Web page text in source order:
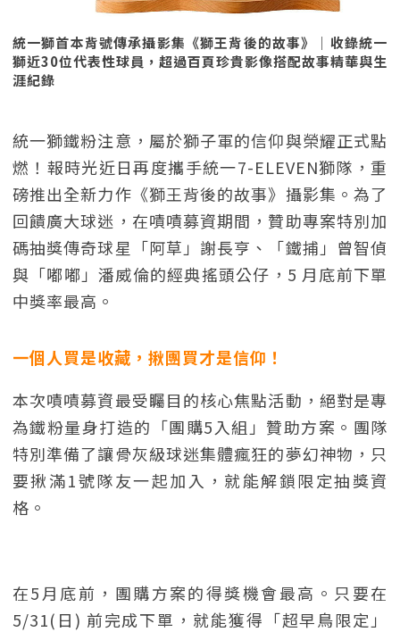
統一獅首本背號傳承攝影集《獅王背後的故事》｜收錄統一
獅近30位代表性球員，超過百頁珍貴影像搭配故事精華與生
涯紀錄
統一獅鐵粉注意，屬於獅子軍的信仰與榮耀正式點
燃！報時光近日再度攜手統一7-ELEVEN獅隊，重
磅推出全新力作《獅王背後的故事》攝影集。為了
回饋廣大球迷，在嘖嘖募資期間，贊助專案特別加
碼抽獎傳奇球星「阿草」謝長亨、「鐵捕」曾智偵
與「嘟嘟」潘威倫的經典搖頭公仔，5 月底前下單
中獎率最高。
一個人買是收藏，揪團買才是信仰！
本次嘖嘖募資最受矚目的核心焦點活動，絕對是專
為鐵粉量身打造的「團購5入組」贊助方案。團隊
特別準備了讓骨灰級球迷集體瘋狂的夢幻神物，只
要揪滿1號隊友一起加入，就能解鎖限定抽獎資
格。
在5月底前，團購方案的得獎機會最高。只要在
5/31(日) 前完成下單，就能獲得「超早鳥限定」